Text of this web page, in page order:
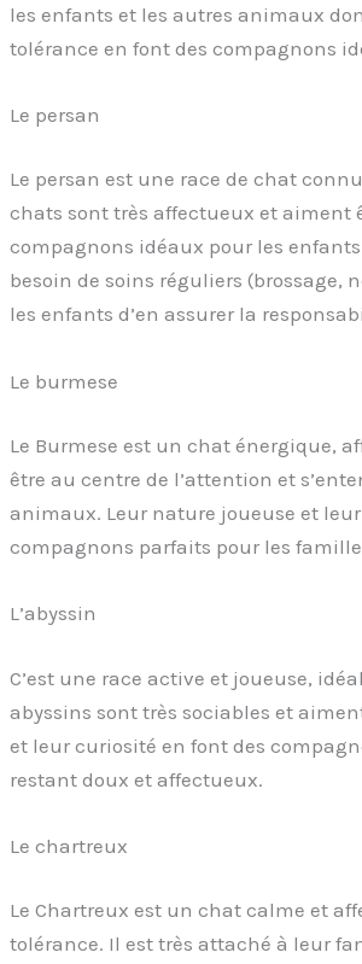
les enfants et les autres animaux
tolérance en font des compagnons
Le persan
Le persan est une race de chat
chats sont très affectueux et aiment
compagnons idéaux pour les
besoin de soins réguliers (brossage,
les enfants d’en assurer la
Le burmese
Le Burmese est un chat énergique,
être au centre de l’attention et
animaux. Leur nature joueuse et
compagnons parfaits pour les
L’abyssin
C’est une race active et joueuse,
abyssins sont très sociables et
et leur curiosité en font des
restant doux et affectueux.
Le chartreux
Le Chartreux est un chat calme et
tolérance. Il est très attaché à leur